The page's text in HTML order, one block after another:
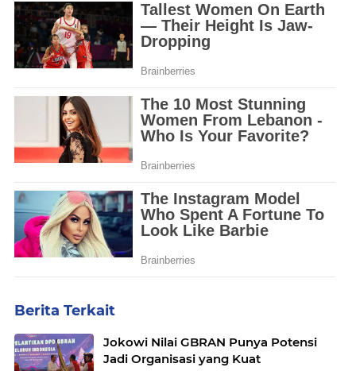
Berita Terkait
Jokowi Nilai GBRAN Punya Potensi
Jadi Organisasi yang Kuat